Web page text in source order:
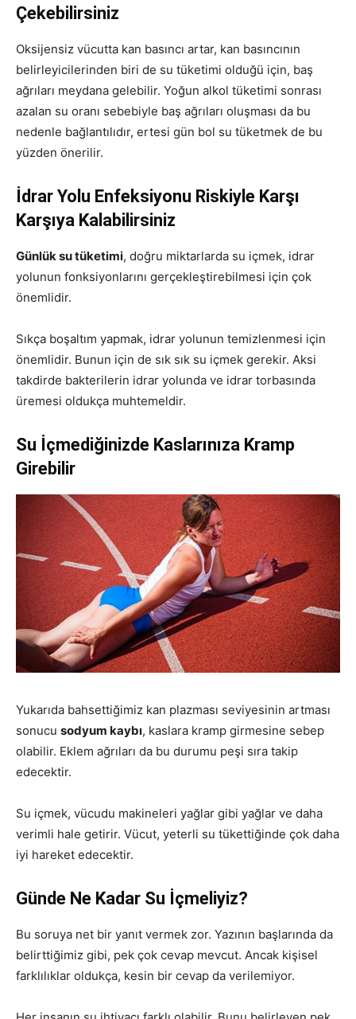
Çekebilirsiniz
Oksijensiz vücutta kan basıncı artar, kan basıncının
belirleyicilerinden biri de su tüketimi olduğü için, baş
ağrıları meydana gelebilir. Yoğun alkol tüketimi sonrası
azalan su oranı sebebiyle baş ağrıları oluşması da bu
nedenle bağlantılıdır, ertesi gün bol su tüketmek de bu
yüzden önerilir.
İdrar Yolu Enfeksiyonu Riskiyle Karşı
Karşıya Kalabilirsiniz
Günlük su tüketimi, doğru miktarlarda su içmek, idrar
yolunun fonksiyonlarını gerçekleştirebilmesi için çok
önemlidir.
Sıkça boşaltım yapmak, idrar yolunun temizlenmesi için
önemlidir. Bunun için de sık sık su içmek gerekir. Aksi
takdirde bakterilerin idrar yolunda ve idrar torbasında
üremesi oldukça muhtemeldir.
Su İçmediğinizde Kaslarınıza Kramp
Girebilir
Yukarıda bahsettiğimiz kan plazması seviyesinin artması
sonucu sodyum kaybı, kaslara kramp girmesine sebep
olabilir. Eklem ağrıları da bu durumu peşi sıra takip
edecektir.
Su içmek, vücudu makineleri yağlar gibi yağlar ve daha
verimli hale getirir. Vücut, yeterli su tükettiğinde çok daha
iyi hareket edecektir.
Günde Ne Kadar Su İçmeliyiz?
Bu soruya net bir yanıt vermek zor. Yazının başlarında da
belirttiğimiz gibi, pek çok cevap mevcut. Ancak kişisel
farklılıklar oldukça, kesin bir cevap da verilemiyor.